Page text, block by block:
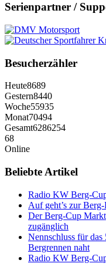
Serienpartner /
Besucherzähler
Heute8689
Gestern8440
Woche55935
Monat70494
Gesamt6286254
68
Online
Beliebte Artikel
Radio KW Berg-
Auf geht’s zur
Der Berg-Cup
zugänglich
Nennschluss für
Bergrennen naht
Radio KW Berg-